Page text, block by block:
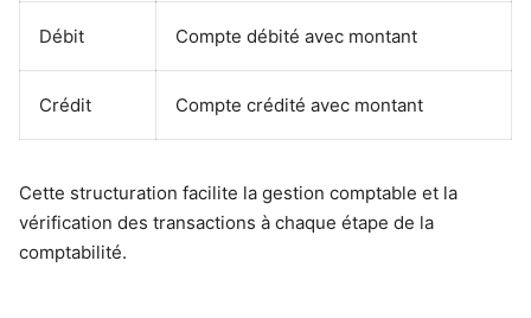
Débit Compte débité avec montant
Crédit Compte crédité avec montant
Cette structuration facilite la gestion comptable et la
vérification des transactions à chaque étape de la
comptabilité.